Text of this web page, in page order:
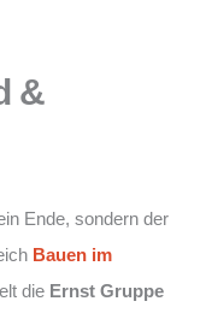
&
Ende, sondern der
Bauen im
die Ernst Gruppe